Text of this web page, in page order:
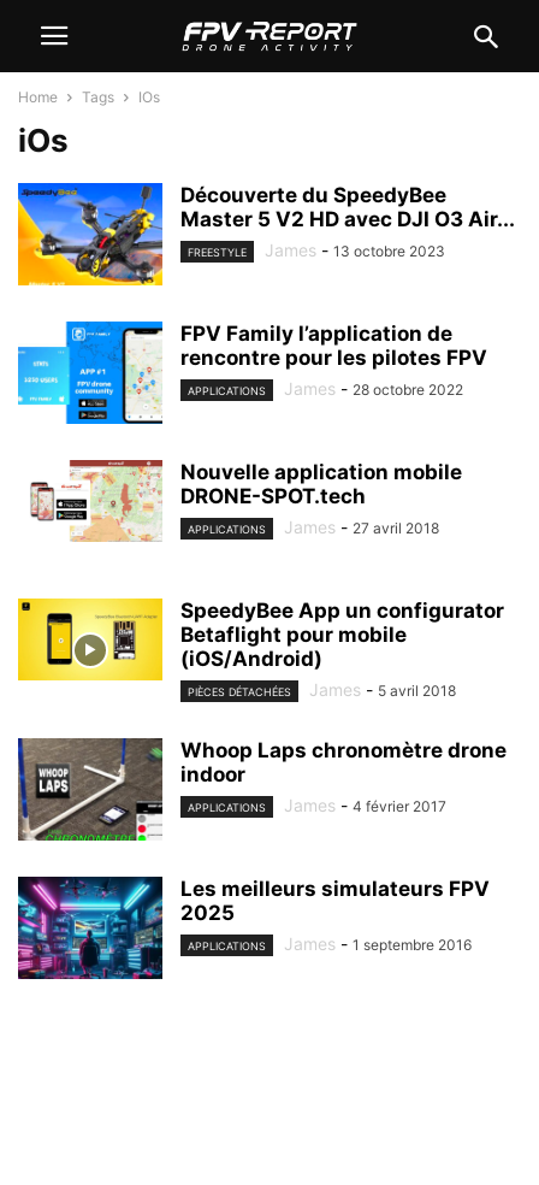
Home Tags IOs
iOs
Découverte du SpeedyBee
Master 5 V2 HD avec DJI O3 Air...
FREESTYLE James - 13 octobre 2023
FPV Family l’application de
rencontre pour les pilotes FPV
APPLICATIONS James - 28 octobre 2022
Nouvelle application mobile
DRONE-SPOT.tech
APPLICATIONS James - 27 avril 2018
SpeedyBee App un configurator
Betaflight pour mobile
(iOS/Android)
PIÈCES DÉTACHÉES James - 5 avril 2018
Whoop Laps chronomètre drone
indoor
APPLICATIONS James - 4 février 2017
Les meilleurs simulateurs FPV
2025
APPLICATIONS James - 1 septembre 2016